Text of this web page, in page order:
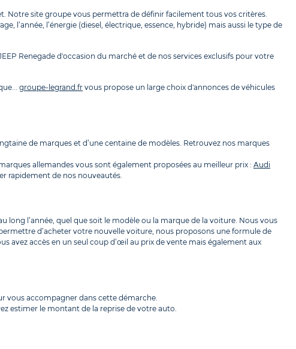
Notre site groupe vous permettra de définir facilement tous vos critères.
l’année, l’énergie (diesel, électrique, essence, hybride) mais aussi le type de
Renegade d'occasion du marché et de nos services exclusifs pour votre
groupe-legrand.fr vous propose un large choix d'annonces de véhicules
de marques et d’une centaine de modèles. Retrouvez nos marques
allemandes vous sont également proposées au meilleur prix : Audi
rapidement de nos nouveautés.
long l’année, quel que soit le modèle ou la marque de la voiture. Nous vous
d’acheter votre nouvelle voiture, nous proposons une formule de
avez accès en un seul coup d’œil au prix de vente mais également aux
vous accompagner dans cette démarche.
estimer le montant de la reprise de votre auto.